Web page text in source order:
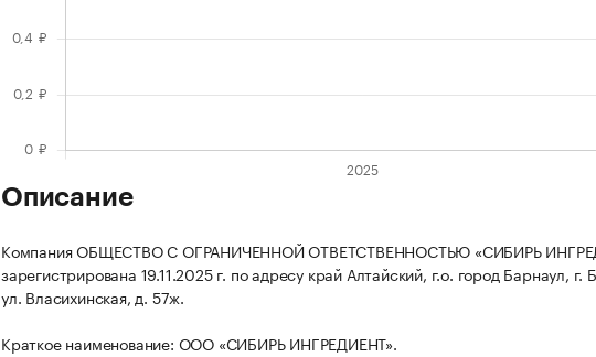
Описание
Компания ОБЩЕСТВО С ОГРАНИЧЕННОЙ ОТВЕТСТВЕННОСТЬЮ «СИБИРЬ
зарегистрирована 19.11.2025 г. по адресу край Алтайский, г.о. город Барнаул, г.
ул. Власихинская, д. 57ж.
Краткое наименование: ООО «СИБИРЬ ИНГРЕДИЕНТ».